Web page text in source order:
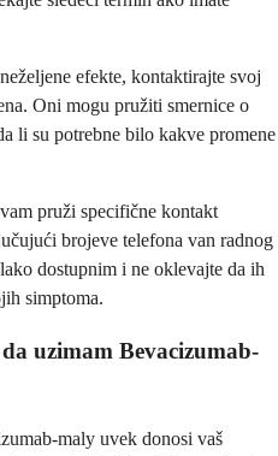
efekte, kontaktirajte svoj
Oni mogu pružiti smernice o
li su potrebne bilo kakve promene
pruži specifične kontakt
brojeve telefona van radnog
dostupnim i ne oklevajte da ih
simptoma.
uzimam Bevacizumab-
maly uvek donosi vaš